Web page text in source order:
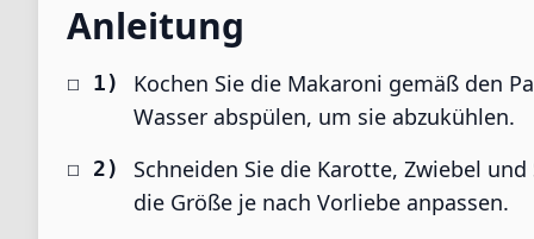
Anleitung
Kochen Sie die Makaroni gemäß den
Wasser abspülen, um sie abzukühlen.
Schneiden Sie die Karotte, Zwiebel
die Größe je nach Vorliebe anpassen.